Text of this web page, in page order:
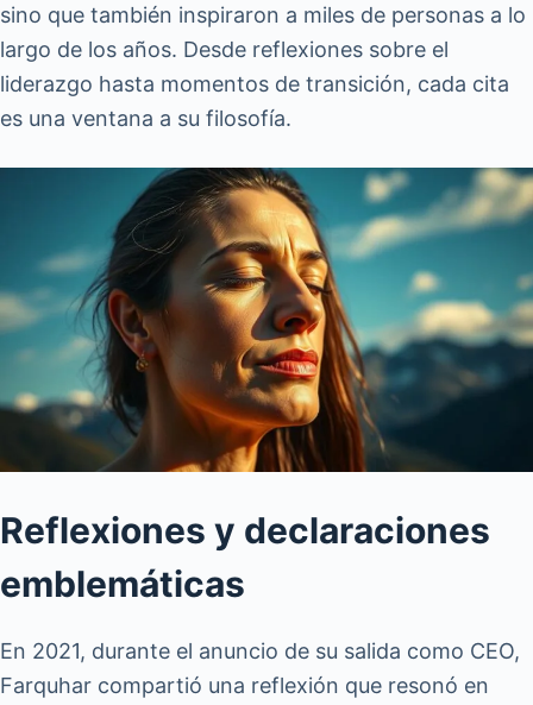
sino que también inspiraron a miles de personas a lo
largo de los años. Desde reflexiones sobre el
liderazgo hasta momentos de transición, cada cita
es una ventana a su filosofía.
Reflexiones y declaraciones
emblemáticas
En 2021, durante el anuncio de su salida como CEO,
Farquhar compartió una reflexión que resonó en